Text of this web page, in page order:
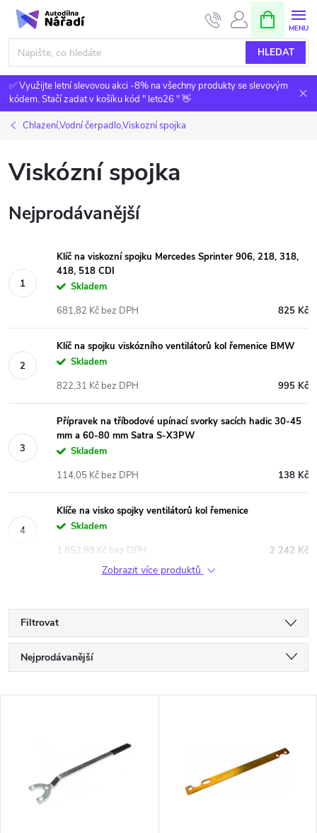
Přejít
obsah
HLEDAT
NÁKUPNÍ
KOŠÍK
✅ Využijte letní slevovou akci -8% na všechny produkty se slevovým
kódem. Stačí zadat v košíku kód " leto26 " 👋
Chlazení,Vodní čerpadlo,Viskozní spojka
Viskózní spojka
Nejprodávanější
Klíč na viskozní spojku Mercedes Sprinter 906, 218, 318,
418, 518 CDI
Skladem
825 Kč
681,82 Kč bez DPH
Klíč na spojku viskózního ventilátorů kol řemenice BMW
Skladem
995 Kč
822,31 Kč bez DPH
Přípravek na tříbodové upínací svorky sacích hadic 30-45
mm a 60-80 mm Satra S-X3PW
Skladem
138 Kč
114,05 Kč bez DPH
Klíče na visko spojky ventilátorů kol řemenice
Skladem
2 242 Kč
1 852,89 Kč bez DPH
Zobrazit více produktů
Filtrovat
Ř
a
Nejprodávanější